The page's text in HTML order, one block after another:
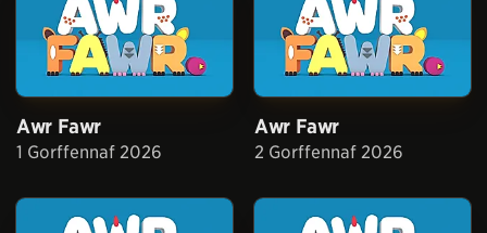
Awr Fawr
1 Gorffennaf 2026
Awr Fawr
2 Gorffennaf 2026